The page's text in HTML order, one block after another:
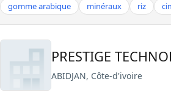
gomme arabique
minéraux riz
PRESTIGE
ABIDJAN, Côte-d'ivoire